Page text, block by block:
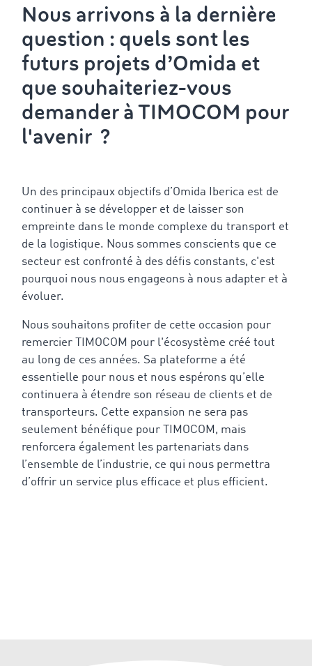
Nous arrivons à la dernière
question : quels sont les
futurs projets d’Omida et
que souhaiteriez-vous
demander à TIMOCOM pour
l'avenir ?
Un des principaux objectifs d’Omida Iberica est de
continuer à se développer et de laisser son
empreinte dans le monde complexe du transport et
de la logistique. Nous sommes conscients que ce
secteur est confronté à des défis constants, c'est
pourquoi nous nous engageons à nous adapter et à
évoluer.
Nous souhaitons profiter de cette occasion pour
remercier TIMOCOM pour l'écosystème créé tout
au long de ces années. Sa plateforme a été
essentielle pour nous et nous espérons qu’elle
continuera à étendre son réseau de clients et de
transporteurs. Cette expansion ne sera pas
seulement bénéfique pour TIMOCOM, mais
renforcera également les partenariats dans
l’ensemble de l’industrie, ce qui nous permettra
d’offrir un service plus efficace et plus efficient.